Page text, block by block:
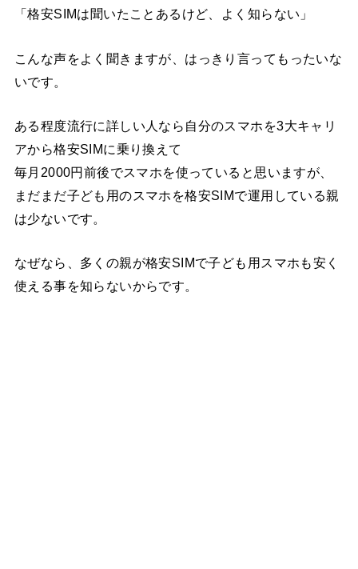
「格安SIMは聞いたことあるけど、よく知らない」
こんな声をよく聞きますが、はっきり言ってもったいな
いです。
ある程度流行に詳しい人なら自分のスマホを3大キャリ
アから格安SIMに乗り換えて
毎月2000円前後でスマホを使っていると思いますが、
まだまだ子ども用のスマホを格安SIMで運用している親
は少ないです。
なぜなら、多くの親が格安SIMで子ども用スマホも安く
使える事を知らないからです。